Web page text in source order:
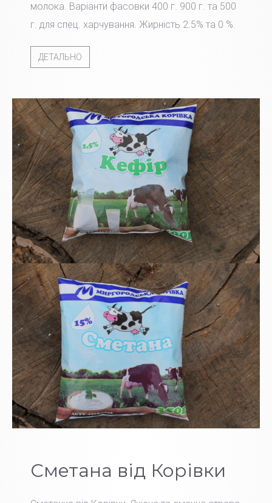
молока. Варіанти фасовки 400 г. 900 г. та 500
г. для спец. харчування. Жирність 2.5% та 0 %.
ДЕТАЛЬНО
Сметана від Корівки